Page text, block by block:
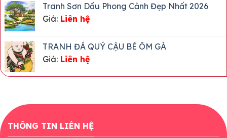
Tranh Sơn Dầu Phong Cảnh Đẹp Nhất 2026
Giá: Liên hệ
TRANH ĐÁ QUÝ CẬU BÉ ÔM GÀ
Giá: Liên hệ
THÔNG TIN LIÊN HỆ